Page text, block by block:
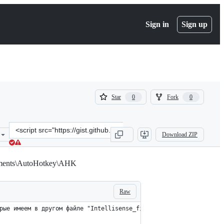
Sign in Sign up
Star 0
0
Fork 0
0
Clone
this
repository
src=&quot;https://gist.github.com/rediffusion/
Download ZIP
Raw
имеем в другом файле "Intellisense_file_2"!